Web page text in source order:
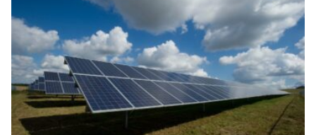
Titlu știre+ Adaugă titlu
Fotografie
+ Încarcă imagine
Link media
+ Link media